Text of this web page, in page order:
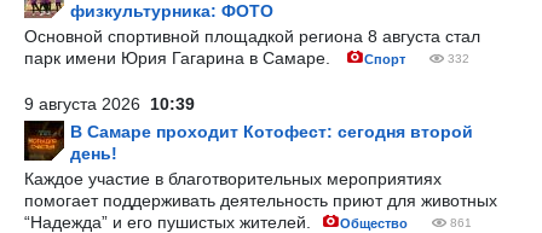
физкультурника: ФОТО
Основной спортивной площадкой региона 8 августа стал
парк имени Юрия Гагарина в Самаре.
Спорт 332
9 августа 2026 10:39
В Самаре проходит Котофест: сегодня второй
день!
Каждое участие в благотворительных мероприятиях
помогает поддерживать деятельность приют для животных
“Надежда” и его пушистых жителей.
Общество 861